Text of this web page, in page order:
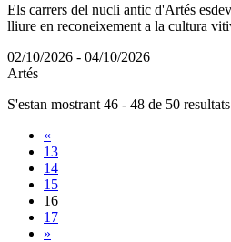
Els carrers del nucli antic d'Artés
lliure en reconeixement a la cultura
02/10/2026 - 04/10/2026
Artés
S'estan mostrant 46 - 48 de 50
«
13
14
15
16
17
»